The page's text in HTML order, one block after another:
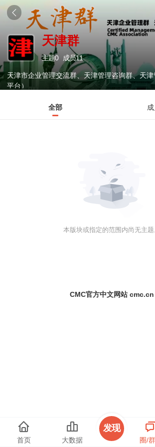
天津群
主题0 成员11
天津市企业管理交流群、天津管理咨询群、天
平台）
全部
本版块或指定的范围内尚无主题
首页 大数据
发现
圈/
CMC官方中文网站 cmc.cn